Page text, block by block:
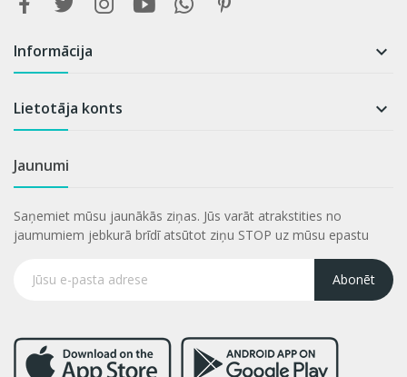
Informācija 
Lietotāja konts 
Jaunumi
Saņemiet mūsu jaunākās ziņas. Jūs varāt atrakstities no
jaumumiem jebkurā brīdī atsūtot ziņu STOP uz mūsu epastu
Abonēt